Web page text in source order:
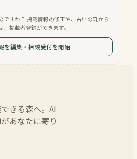
ですか？ 掲載情報の修正や、占いの森から
掲載者登録ができます。
を編集・相談受付を開始
きる森へ。AI
あなたに寄り